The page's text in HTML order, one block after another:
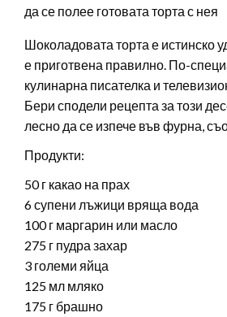
да се полее готовата торта с нея
Шоколадовата торта е истинско
е приготвена правилно. По-
кулинарна писателка и
Бери сподели рецепта за този
лесно да се изпече във фурна,
Продукти:
50 г какао на прах
6 супени лъжици вряща вода
100 г маргарин или масло
275 г пудра захар
3 големи яйца
125 мл мляко
175 г брашно